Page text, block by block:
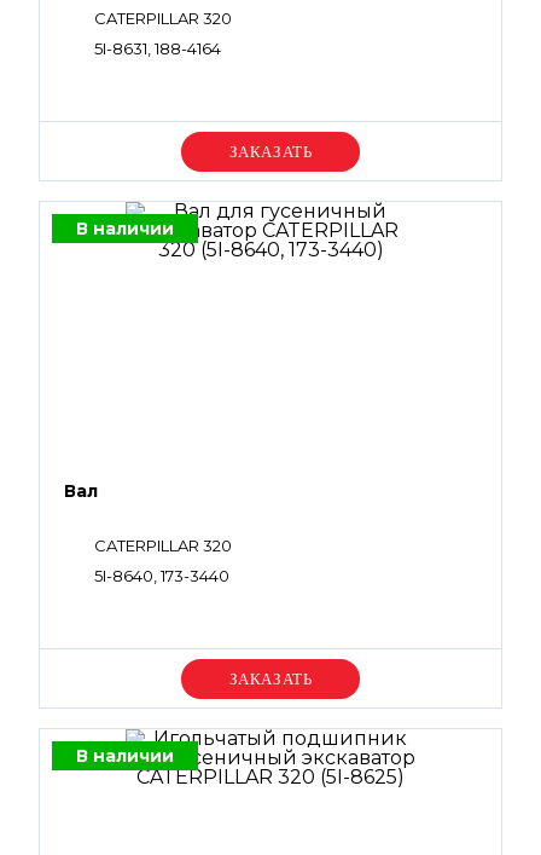
CATERPILLAR 320
5I-8631, 188-4164
Уточняйте цену
В наличии
Вал
CATERPILLAR 320
5I-8640, 173-3440
Уточняйте цену
В наличии